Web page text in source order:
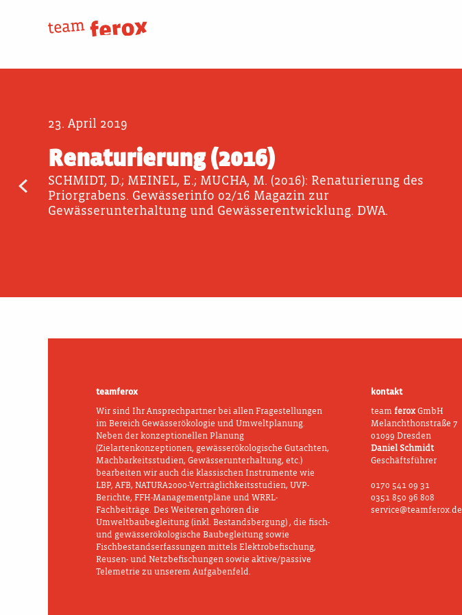
23. April 2019
Renaturierung (2016)
SCHMIDT, D.; MEINEL, E.; MUCHA, M. (2016): Renaturierung des
Priorgrabens. Gewässerinfo 02/16 Magazin zur
Gewässerunterhaltung und Gewässerentwicklung. DWA.
Beitragsnavigation
teamferox
Wir sind Ihr Ansprechpartner bei allen Fragestellungen
im Bereich Gewässerökologie und Umweltplanung.
Neben der konzeptionellen Planung
(Zielartenkonzeptionen, gewässerökologische Gutachten,
Machbarkeitsstudien, Gewässerunterhaltung, etc.)
bearbeiten wir auch die klassischen Instrumente wie
LBP, AFB, NATURA2000-Verträglichkeitsstudien, UVP-
Berichte, FFH-Managementpläne und WRRL-
Fachbeiträge. Des Weiteren gehören die
Umweltbaubegleitung (inkl. Bestandsbergung) , die fisch-
und gewässerökologische Baubegleitung sowie
Fischbestandserfassungen mittels Elektrobefischung,
Reusen- und Netzbefischungen sowie aktive/passive
Telemetrie zu unserem Aufgabenfeld.
kontakt
team ferox GmbH
Melanchthonstraße 7
01099 Dresden
Daniel Schmidt
Geschäftsführer
0170 541 09 31
0351 850 96 808
service@teamferox.de